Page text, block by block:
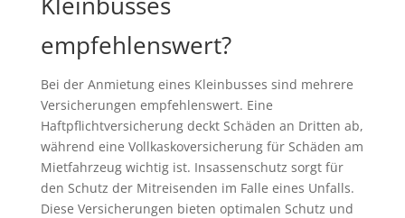
empfehlenswert?
Bei der Anmietung eines Kleinbusses sind mehrere
Versicherungen empfehlenswert. Eine
Haftpflichtversicherung deckt Schäden an Dritten ab,
während eine Vollkaskoversicherung für Schäden am
Mietfahrzeug wichtig ist. Insassenschutz sorgt für
den Schutz der Mitreisenden im Falle eines Unfalls.
Diese Versicherungen bieten optimalen Schutz und